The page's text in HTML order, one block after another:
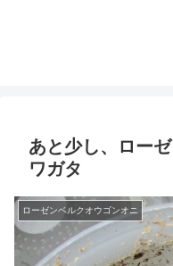
あと少し、ロー
ワガタ
ローゼンベルクオウゴンオニ